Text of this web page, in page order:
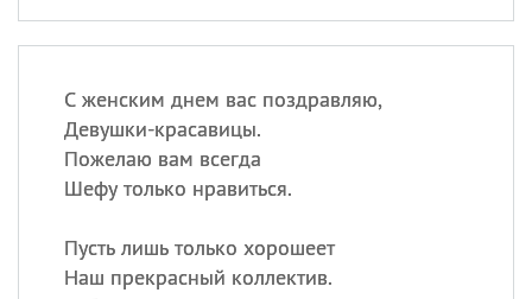
С женским днем вас поздравляю,
Девушки-красавицы.
Пожелаю вам всегда
Шефу только нравиться.
Пусть лишь только хорошеет
Наш прекрасный коллектив.